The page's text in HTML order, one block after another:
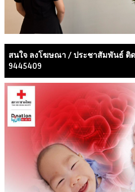
สนใจ ลงโฆษณา / ประชาสัมพันธ์ ติ
9445409